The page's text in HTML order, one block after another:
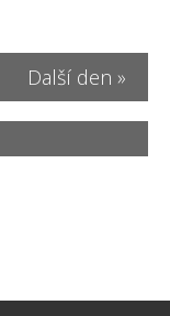
Další den »